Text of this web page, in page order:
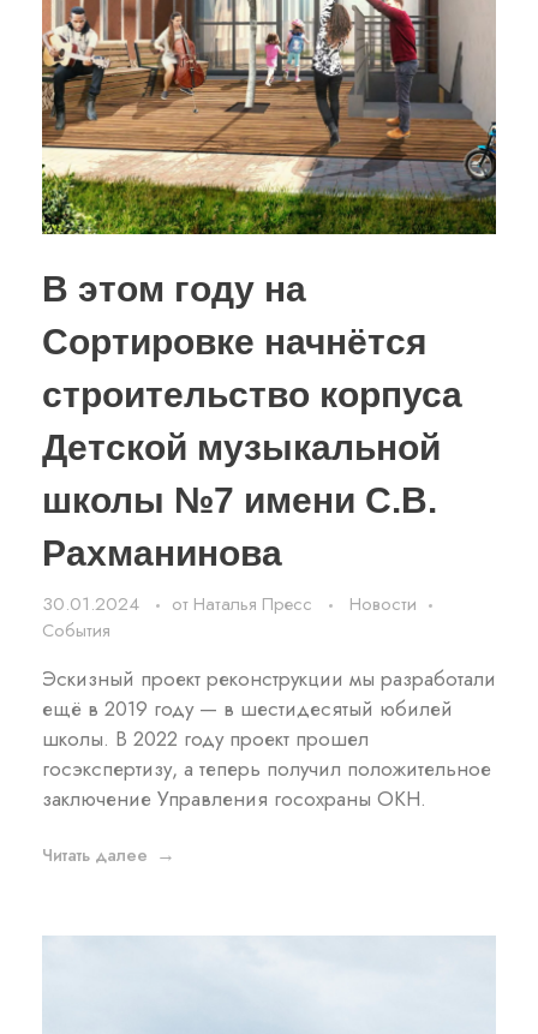
В этом году на
Сортировке начнётся
строительство корпуса
Детской музыкальной
школы №7 имени С.В.
Рахманинова
30.01.2024 от Наталья Пресс
Новости
События
Эскизный проект реконструкции мы разработали
ещё в 2019 году — в шестидесятый юбилей
школы. В 2022 году проект прошел
госэкспертизу, а теперь получил положительное
заключение Управления госохраны ОКН.
Читать далее